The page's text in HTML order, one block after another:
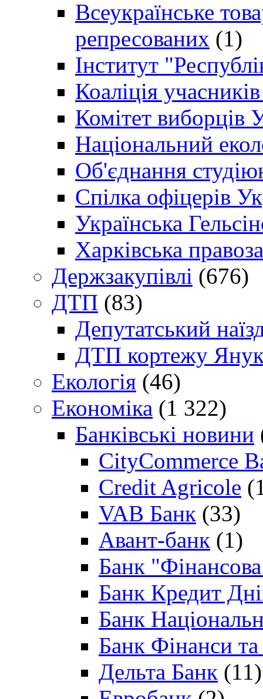
Всеукраїнське
репресованих (1)
Інститут
Коаліція
Комітет виборців
Національний
Об'єднання
Спілка офіцерів
Українська
Харківська
Держзакупівлі (676)
ДТП (83)
Депутатський
ДТП кортежу
Екологія (46)
Економіка (1 322)
Банківські новини
CityCommerce
Credit Agricole
VAB Банк (33)
Авант-банк (1)
Банк "Фінансова
Банк Кредит
Банк
Банк Фінанси
Дельта Банк (11)